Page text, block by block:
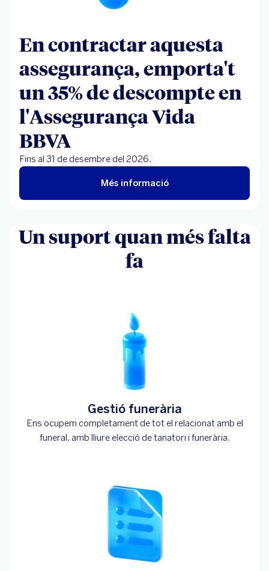
En contractar aquesta
assegurança, emporta't
un 35% de descompte en
l'Assegurança Vida
BBVA
Fins al 31 de desembre del 2026.
Més informació
Un suport quan més falta
fa
Gestió funerària
Ens ocupem completament de tot el relacionat amb el
funeral, amb lliure elecció de tanatori i funerària.